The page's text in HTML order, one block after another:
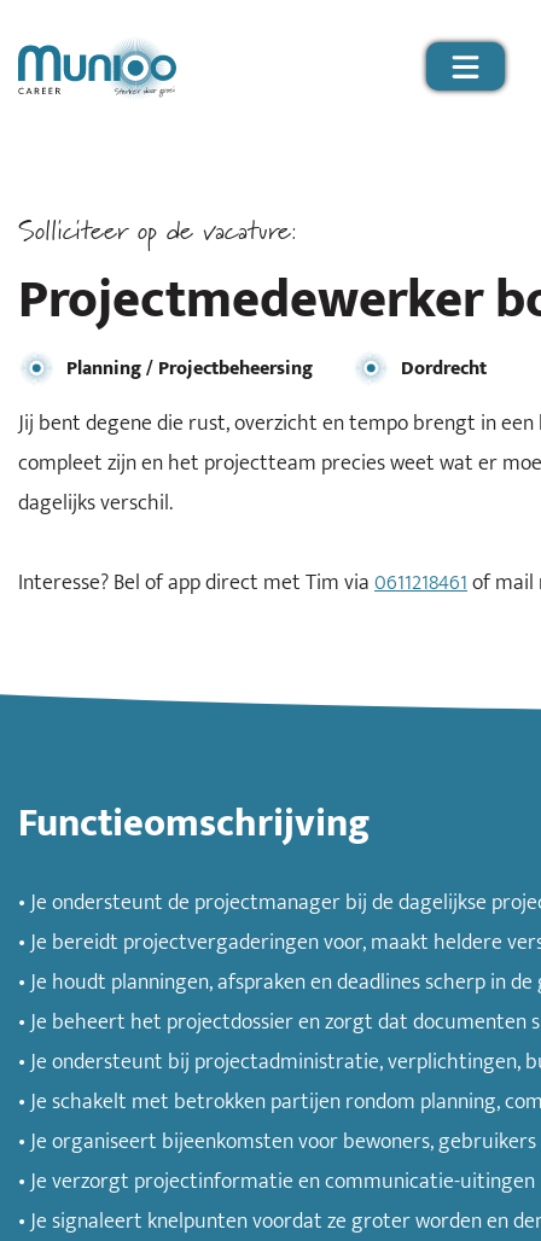
Solliciteer op de vacature:
Projectmedewerker
Planning / Projectbeheersing Dordrecht
Jij bent degene die rust, overzicht en tempo brengt in
compleet zijn en het projectteam precies weet wat er
dagelijks verschil.
Interesse? Bel of app direct met Tim via0611218461of
Functieomschrijving
• Je ondersteunt de projectmanager bij de dagelijkse
• Je bereidt projectvergaderingen voor, maakt heldere
• Je houdt planningen, afspraken en deadlines scherp in
• Je beheert het projectdossier en zorgt dat documenten
• Je ondersteunt bij projectadministratie, verplichtingen,
• Je schakelt met betrokken partijen rondom planning,
• Je organiseert bijeenkomsten voor bewoners,
• Je verzorgt projectinformatie en communicatie-
• Je signaleert knelpunten voordat ze groter worden en